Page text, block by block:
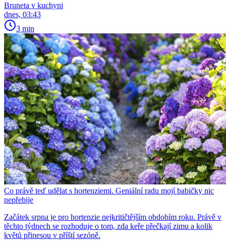
Bruneta v kuchyni
dnes, 03:43
3 min
Co právě teď udělat s hortenziemi. Geniální radu mojí babičky nic
nepřebije
Začátek srpna je pro hortenzie nejkritičtějším obdobím roku. Právě v
těchto týdnech se rozhoduje o tom, zda keře přečkají zimu a kolik
květů přinesou v příští sezóně.